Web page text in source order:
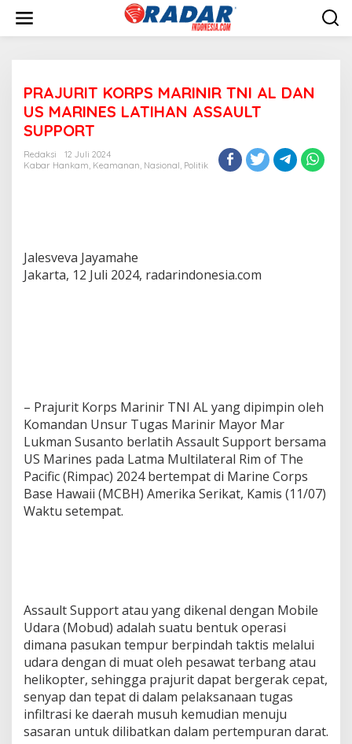
w
PRAJURIT KORPS MARINIR TNI AL DAN
US MARINES LATIHAN ASSAULT
SUPPORT
Redaksi
12 Juli 2024
Kabar Hankam, Keamanan, Nasional, Politik
Jalesveva Jayamahe
Jakarta, 12 Juli 2024, radarindonesia.com
– Prajurit Korps Marinir TNI AL yang dipimpin oleh
Komandan Unsur Tugas Marinir Mayor Mar
Lukman Susanto berlatih Assault Support bersama
US Marines pada Latma Multilateral Rim of The
Pacific (Rimpac) 2024 bertempat di Marine Corps
Base Hawaii (MCBH) Amerika Serikat, Kamis (11/07)
Waktu setempat.
Assault Support atau yang dikenal dengan Mobile
Udara (Mobud) adalah suatu bentuk operasi
dimana pasukan tempur berpindah taktis melalui
udara dengan di muat oleh pesawat terbang atau
helikopter, sehingga prajurit dapat bergerak cepat,
senyap dan tepat di dalam pelaksanaan tugas
infiltrasi ke daerah musuh kemudian menuju
sasaran untuk dilibatkan dalam pertempuran darat.